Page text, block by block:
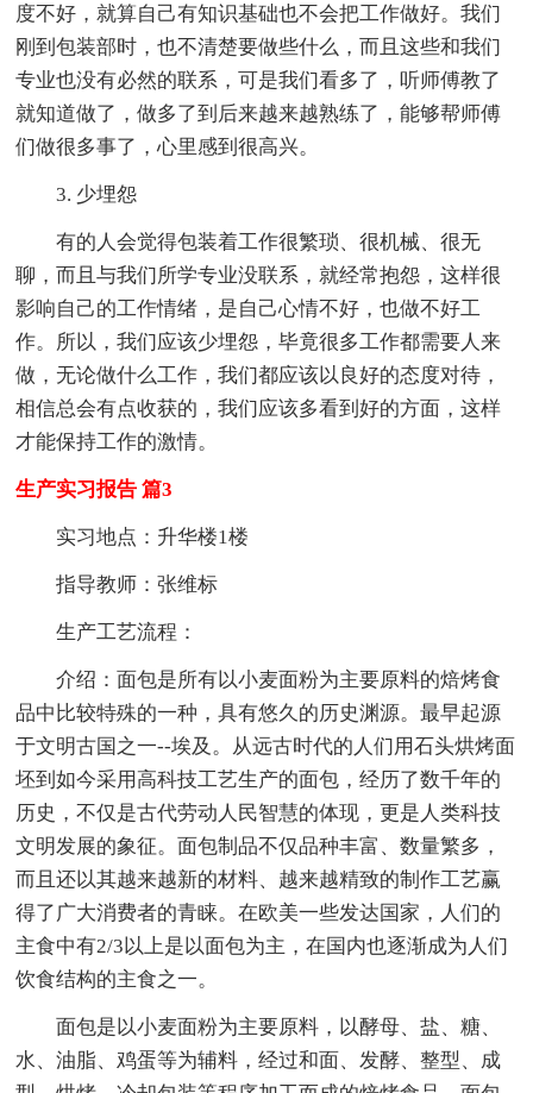
度不好，就算自己有知识基础也不会把工作做好。我们
刚到包装部时，也不清楚要做些什么，而且这些和我们
专业也没有必然的联系，可是我们看多了，听师傅教了
就知道做了，做多了到后来越来越熟练了，能够帮师傅
们做很多事了，心里感到很高兴。
3. 少埋怨
有的人会觉得包装着工作很繁琐、很机械、很无
聊，而且与我们所学专业没联系，就经常抱怨，这样很
影响自己的工作情绪，是自己心情不好，也做不好工
作。所以，我们应该少埋怨，毕竟很多工作都需要人来
做，无论做什么工作，我们都应该以良好的态度对待，
相信总会有点收获的，我们应该多看到好的方面，这样
才能保持工作的激情。
生产实习报告 篇3
实习地点：升华楼1楼
指导教师：张维标
生产工艺流程：
介绍：面包是所有以小麦面粉为主要原料的焙烤食
品中比较特殊的一种，具有悠久的历史渊源。最早起源
于文明古国之一--埃及。从远古时代的人们用石头烘烤面
坯到如今采用高科技工艺生产的面包，经历了数千年的
历史，不仅是古代劳动人民智慧的体现，更是人类科技
文明发展的象征。面包制品不仅品种丰富、数量繁多，
而且还以其越来越新的材料、越来越精致的制作工艺赢
得了广大消费者的青睐。在欧美一些发达国家，人们的
主食中有2/3以上是以面包为主，在国内也逐渐成为人们
饮食结构的主食之一。
面包是以小麦面粉为主要原料，以酵母、盐、糖、
水、油脂、鸡蛋等为辅料，经过和面、发酵、整型、成